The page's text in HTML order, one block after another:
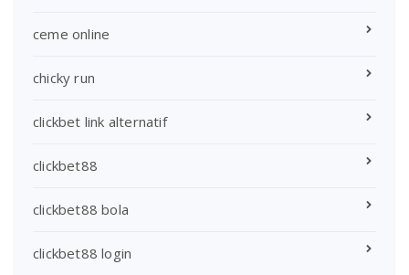
ceme online
chicky run
clickbet link alternatif
clickbet88
clickbet88 bola
clickbet88 login